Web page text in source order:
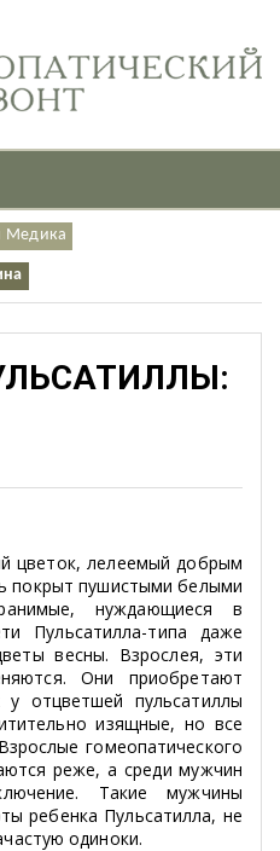
Медика
цветок, лелеемый добрым
покрыт пушистыми белыми
нуждающиеся в
Пульсатилла-типа даже
весны. Взрослея, эти
Они приобретают
отцветшей пульсатиллы
изящные, но все
гомеопатического
реже, а среди мужчин
Такие мужчины
ребенка Пульсатилла, не
одиноки.